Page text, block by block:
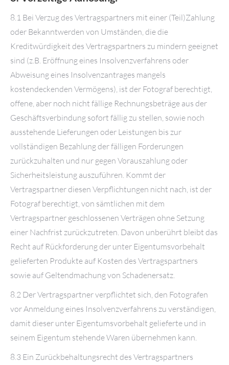
8.1 Bei Verzug des Vertragspartners mit einer (Teil)Zahlung
oder Bekanntwerden von Umständen, die die
Kreditwürdigkeit des Vertragspartners zu mindern geeignet
sind (z.B. Eröffnung eines Insolvenzverfahrens oder
Abweisung eines Insolvenzantrages mangels
kostendeckenden Vermögens), ist der Fotograf berechtigt,
offene, aber noch nicht fällige Rechnungsbeträge aus der
Geschäftsverbindung sofort fällig zu stellen, sowie noch
ausstehende Lieferungen oder Leistungen bis zur
vollständigen Bezahlung der fälligen Forderungen
zurückzuhalten und nur gegen Vorauszahlung oder
Sicherheitsleistung auszuführen. Kommt der
Vertragspartner diesen Verpflichtungen nicht nach, ist der
Fotograf berechtigt, von sämtlichen mit dem
Vertragspartner geschlossenen Verträgen ohne Setzung
einer Nachfrist zurückzutreten. Davon unberührt bleibt das
Recht auf Rückforderung der unter Eigentumsvorbehalt
gelieferten Produkte auf Kosten des Vertragspartners
sowie auf Geltendmachung von Schadenersatz.
8.2 Der Vertragspartner verpflichtet sich, den Fotografen
vor Anmeldung eines Insolvenzverfahrens zu verständigen,
damit dieser unter Eigentumsvorbehalt gelieferte und in
seinem Eigentum stehende Waren übernehmen kann.
8.3 Ein Zurückbehaltungsrecht des Vertragspartners